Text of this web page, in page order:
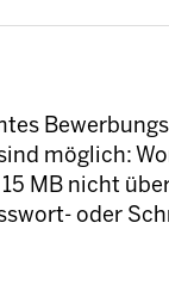
möglich:
MB nicht
oder